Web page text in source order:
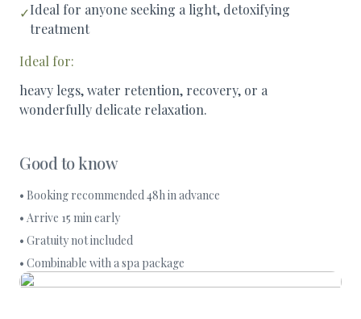
✓Ideal for anyone seeking a light, detoxifying
treatment
Ideal for:
heavy legs, water retention, recovery, or a
wonderfully delicate relaxation.
Good to know
• Booking recommended 48h in advance
• Arrive 15 min early
• Gratuity not included
• Combinable with a spa package